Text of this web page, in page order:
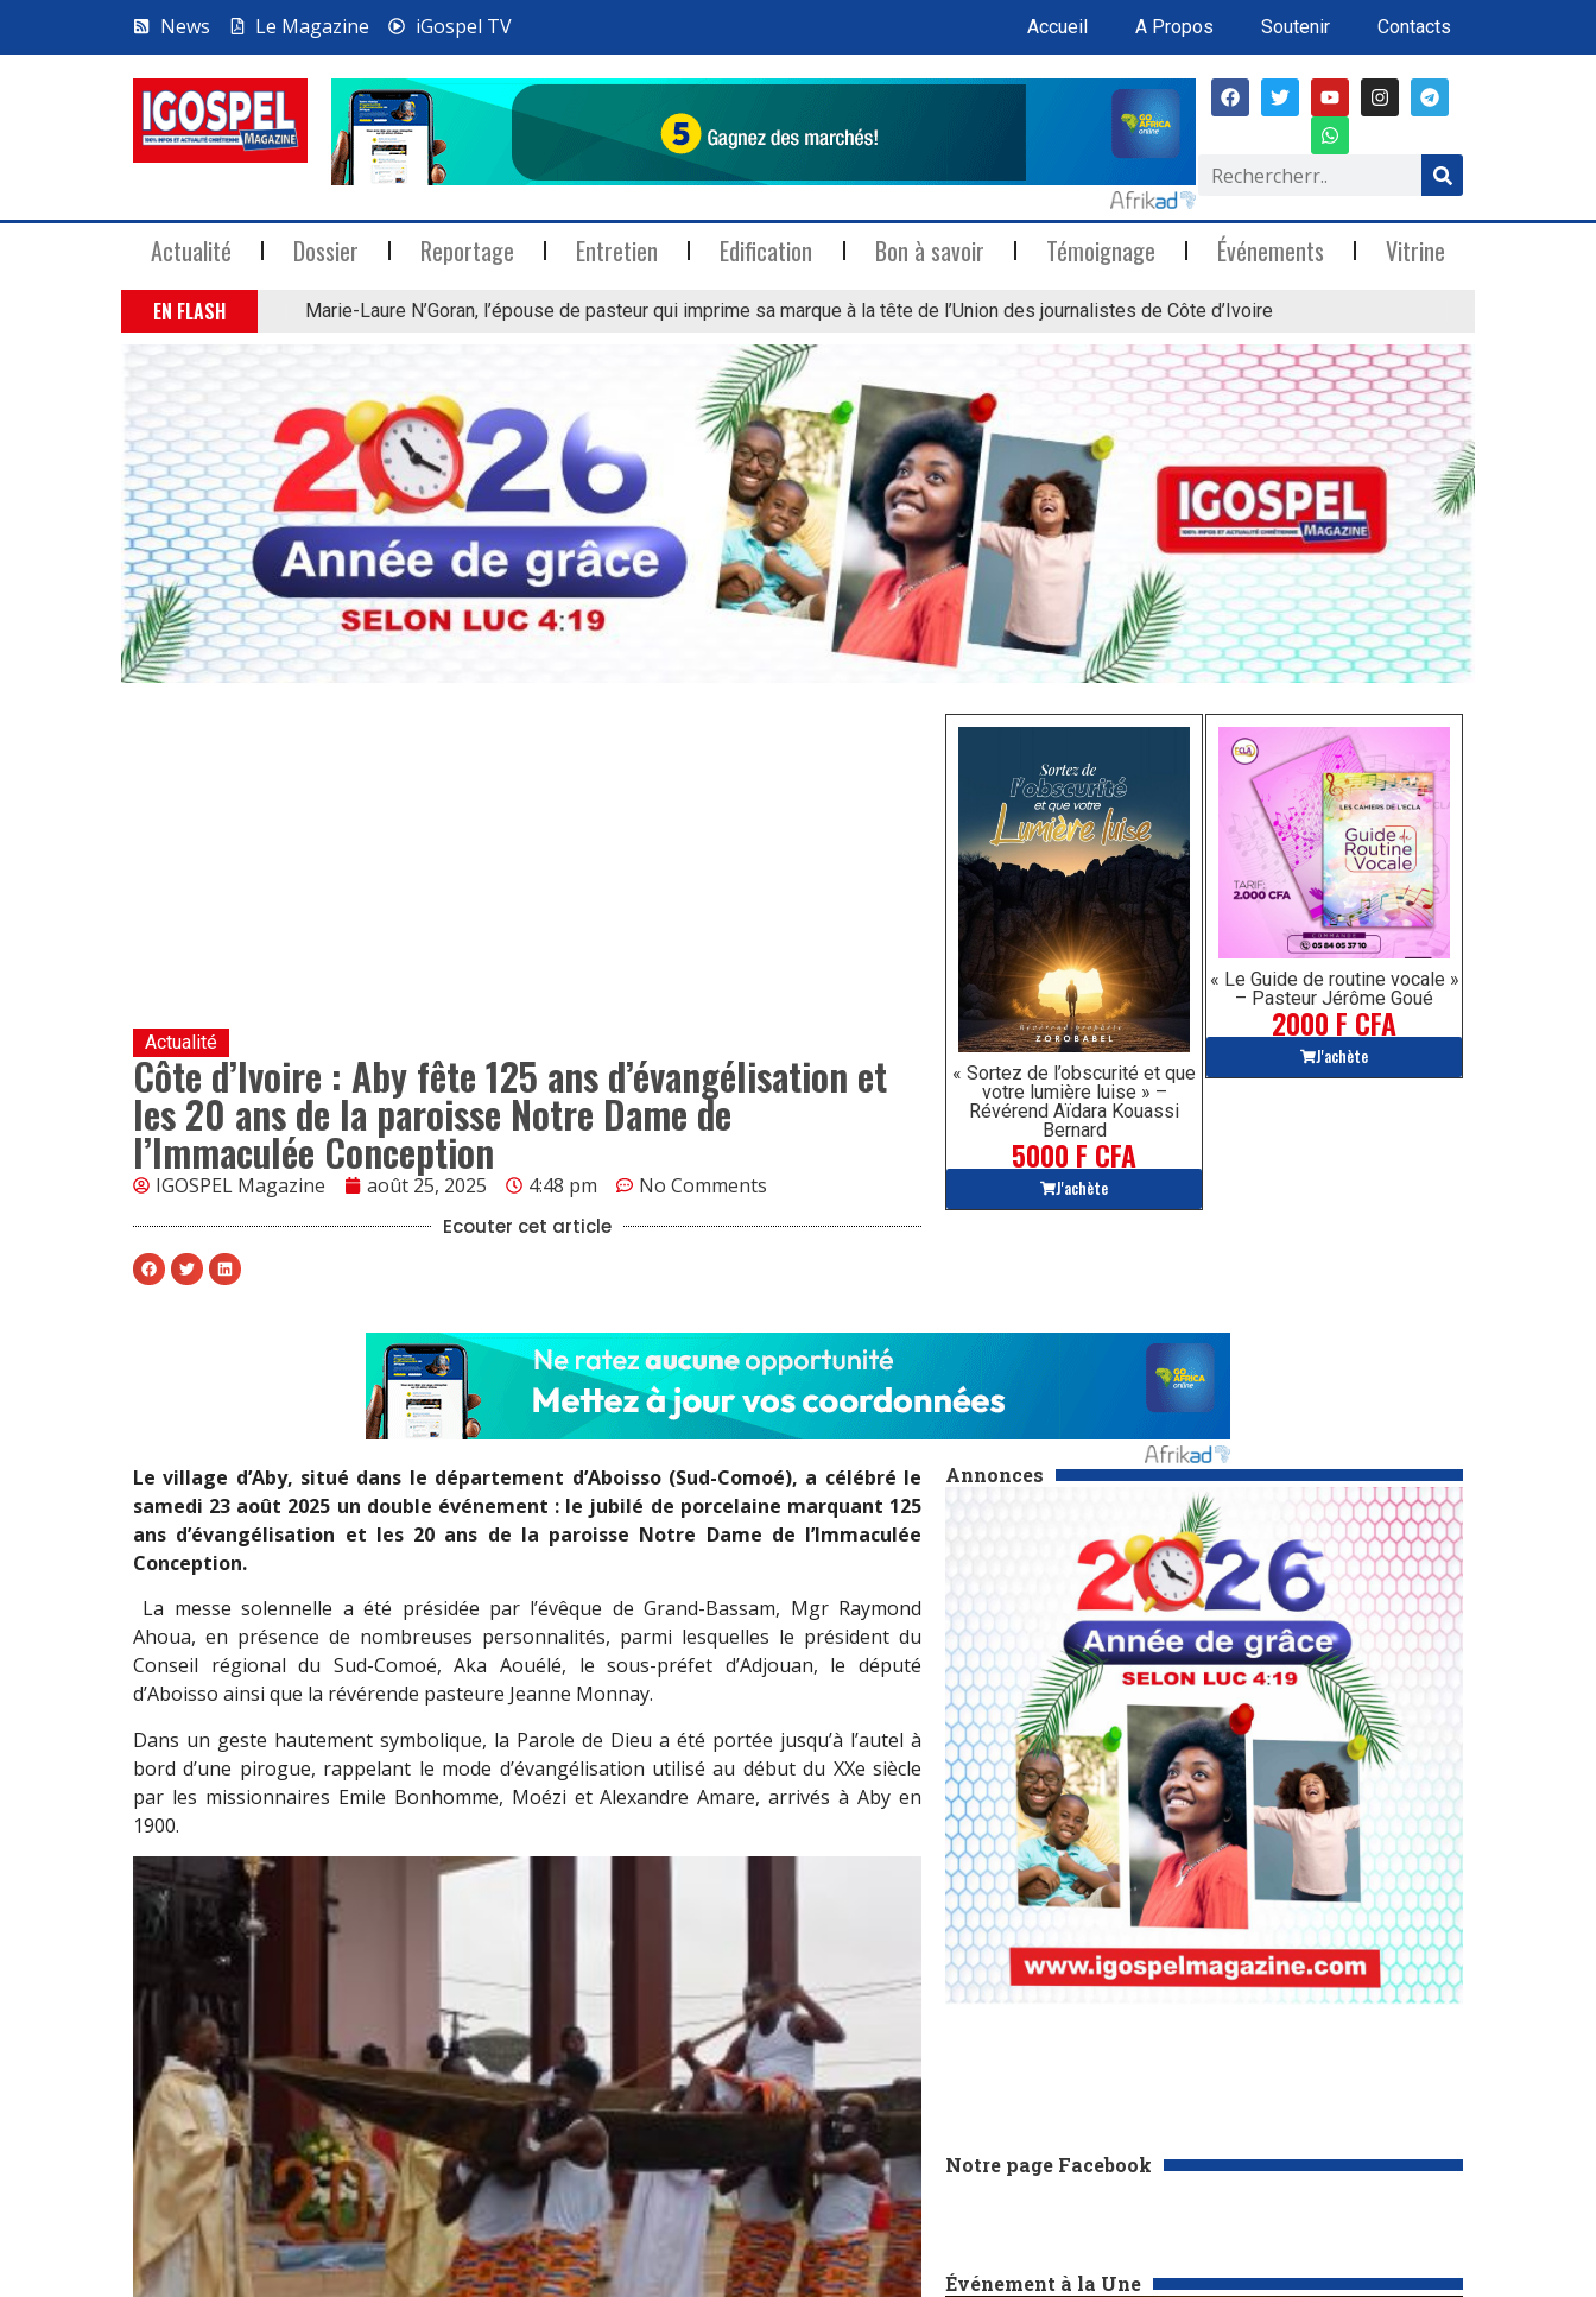
News Le Magazine iGospel TV Accueil A Propos Soutenir Contacts
Actualité Dossier Reportage Entretien Edification Bon à savoir Témoignage Événements Vitrine
EN FLASH Marie-Laure N’Goran, l’épouse de pasteur qui imprime sa marque à la tête de l’Union des journalistes de Côte d’Ivoire
« Sortez de l’obscurité et que
votre lumière luise » –
Révérend Aïdara Kouassi
Bernard
5000 F CFA
J'achète
« Le Guide de routine vocale »
– Pasteur Jérôme Goué
2000 F CFA
J'achète
Actualité
Côte d’Ivoire : Aby fête 125 ans d’évangélisation et
les 20 ans de la paroisse Notre Dame de
l’Immaculée Conception
IGOSPEL Magazine août 25, 2025 4:48 pm No Comments
Ecouter cet article
Annonces
Notre page Facebook
Événement à la Une
Le village d’Aby, situé dans le département d’Aboisso (Sud-Comoé), a célébré le
samedi 23 août 2025 un double événement : le jubilé de porcelaine marquant 125
ans d’évangélisation et les 20 ans de la paroisse Notre Dame de l’Immaculée
Conception.
La messe solennelle a été présidée par l’évêque de Grand-Bassam, Mgr Raymond
Ahoua, en présence de nombreuses personnalités, parmi lesquelles le président du
Conseil régional du Sud-Comoé, Aka Aouélé, le sous-préfet d’Adjouan, le député
d’Aboisso ainsi que la révérende pasteure Jeanne Monnay.
Dans un geste hautement symbolique, la Parole de Dieu a été portée jusqu’à l’autel à
bord d’une pirogue, rappelant le mode d’évangélisation utilisé au début du XXe siècle
par les missionnaires Emile Bonhomme, Moézi et Alexandre Amare, arrivés à Aby en
1900.